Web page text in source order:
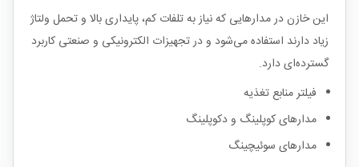
این خازن در مدارهایی که نیاز به تلفات کم، پایداری بالا و تحمل ولتاژ
زیاد دارند استفاده می‌شود و در تجهیزات الکترونیکی و صنعتی کاربرد
گسترده‌ای دارد.
فیلتر منابع تغذیه
مدارهای کوپلینگ و دکوپلینگ
مدارهای سوئیچینگ